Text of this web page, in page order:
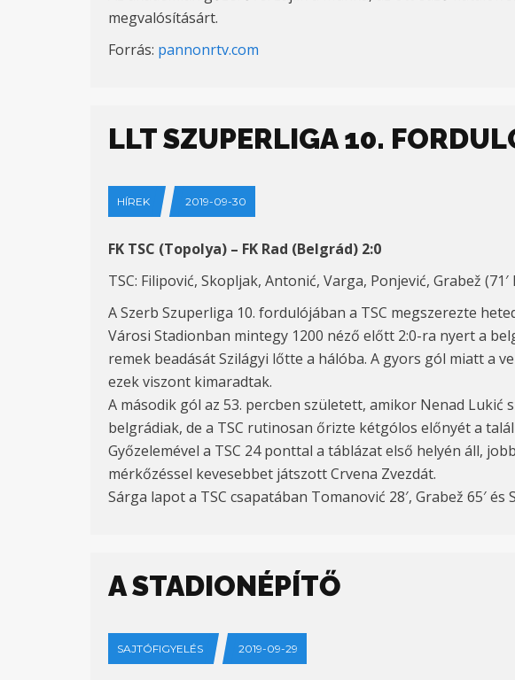
megvalósításárt.
Forrás: pannonrtv.com
LLT SZUPERLIGA 10.
HÍREK 2019-09-30
FK TSC (Topolya) – FK Rad (Belgrád) 2:0
TSC: Filipović, Skopljak, Antonić, Varga, Ponjević, Grabež
A Szerb Szuperliga 10. fordulójában a TSC megszerezte
Városi Stadionban mintegy 1200 néző előtt 2:0-ra nyert a
remek beadását Szilágyi lőtte a hálóba. A gyors gól miatt a
ezek viszont kimaradtak.
A második gól az 53. percben született, amikor Nenad
belgrádiak, de a TSC rutinosan őrizte kétgólos előnyét a
Győzelemével a TSC 24 ponttal a táblázat első helyén áll,
mérkőzéssel kevesebbet játszott Crvena Zvezdát.
Sárga lapot a TSC csapatában Tomanović 28′, Grabež 65′ és
A STADIONÉPÍTŐ
SAJTÓFIGYELÉS 2019-09-29